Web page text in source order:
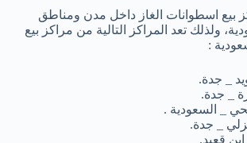
بيع اسطوانات الغاز داخل مدن ومناطق
ولذلك تعد المراكز التالية من مراكز بيع
:
_ جدة.
_ جدة.
_ السعودية .
_ جدة.
قعيد.